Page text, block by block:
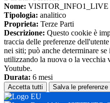
Nome: VISITOR_INFO1_LIVE
Tipologia: analitico
Proprieta: Terze Parti
Descrizione: Questo cookie è
traccia delle preferenze
nei siti; può anche determinare
utilizzando la nuova o la vecchia
Youtube.
Durata: 6 mesi
Accetta tutti Salva le preferenze